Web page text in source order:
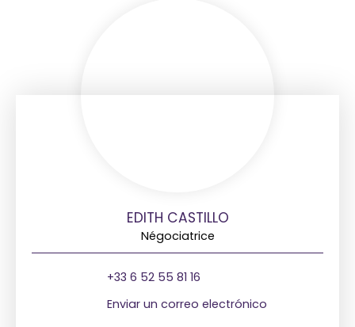
EDITH CASTILLO
Négociatrice
+33 6 52 55 81 16
Enviar un correo electrónico